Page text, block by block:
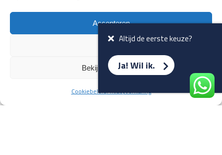
Accepteren
Bekijk voorkeuren
CookiebeleidPrivacyverklaring
Terug naar overzicht
Altijd de eerste keuze?
Ja! Wil ik.